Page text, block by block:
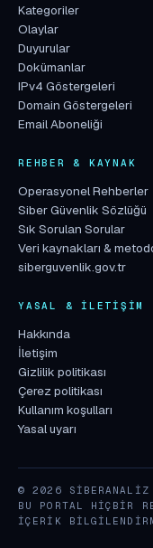
Kategoriler
Olaylar
Duyurular
Dokümanlar
IPv4 Göstergeleri
Domain Göstergeleri
Email Aboneliği
REHBER & KAYNAK
Operasyonel Rehberler
Siber Güvenlik Sözlüğü
Sık Sorulan Sorular
Veri kaynakları &
siberguvenlik.gov.tr
YASAL & İLETIŞIM
Hakkında
İletişim
Gizlilik politikası
Çerez politikası
Kullanım koşulları
Yasal uyarı
© 2026
BU PORTAL HIÇBIR
İÇERIK